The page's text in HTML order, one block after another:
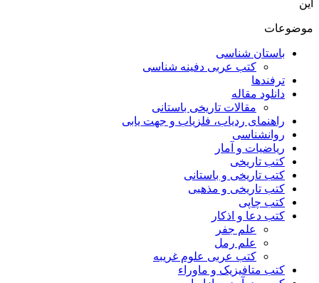
این
موضوعات
باستان شناسی
کتب عربی دفینه شناسی
ترفندها
دانلود مقاله
مقالات تاریخی باستانی
راهنمای ردیاب، فلزیاب و جهت یابی
روانشناسی
ریاضیات و آمار
کتب تاریخی
کتب تاریخی و باستانی
کتب تاریخی و مذهبی
کتب چاپی
کتب دعا و اذکار
علم جفر
علم رمل
کتب عربی علوم غریبه
کتب متافیزیک و ماوراء